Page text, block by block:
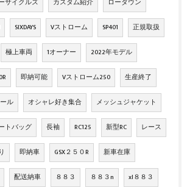
サイクルズ カスタム紹介 ローダウン
SIXDAYS Vストローム SP401 正規取扱
極上車両 1オーナー 2022年モデル
即納可能 Vストローム250 生産終了
ル オシャレ好き集合 メッシュジャケット
トバッグ 長袖 RC125 新型RC レース
即納車 GSX２５０R 新車在庫
配送納車 ８８３ ８８３n xl８８３